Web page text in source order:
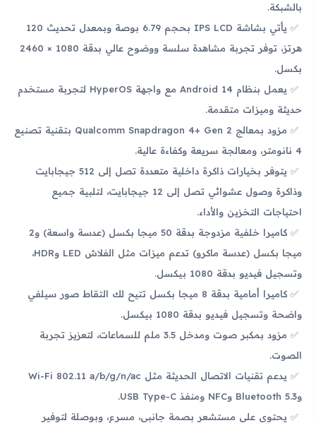
بالشبكة.
يأتي بشاشة IPS LCD بحجم 6.79 بوصة وبمعدل تحديث 120
هرتز، توفر تجربة مشاهدة سلسة ووضوح عالي بدقة 1080 × 2460
بكسل.
يعمل بنظام Android 14 مع واجهة HyperOS لتجربة مستخدم
حديثة وميزات متقدمة.
مزود بمعالج Qualcomm Snapdragon 4+ Gen 2 بتقنية تصنيع
4 نانومتر، ومعالجة سريعة وكفاءة عالية.
يتوفر بخيارات ذاكرة داخلية متعددة تصل إلى 512 جيجابايت
وذاكرة وصول عشوائي تصل إلى 12 جيجابايت، لتلبية جميع
احتياجات التخزين والأداء.
كاميرا خلفية مزدوجة بدقة 50 ميجا بكسل (عدسة واسعة) و2
ميجا بكسل (عدسة ماكرو) تدعم ميزات مثل الفلاش LED وHDR،
وتسجيل فيديو بدقة 1080 بيكسل.
كاميرا أمامية بدقة 8 ميجا بكسل تتيح لك التقاط صور سيلفي
واضحة وتسجيل فيديو بدقة 1080 بيكسل.
مزود بمكبر صوت ومدخل 3.5 ملم للسماعات، لتعزيز تجربة
الصوت.
يدعم تقنيات الاتصال الحديثة مثل Wi-Fi 802.11 a/b/g/n/ac
وBluetooth 5.3 وNFC ومنفذ USB Type-C.
يحتوي على مستشعر بصمة جانبي، مسرع، وبوصلة لتوفير